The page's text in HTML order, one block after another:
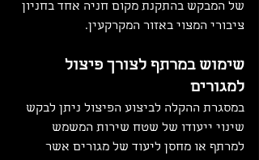
של המבקש בהתקנת מקום חניה אחד בחניון
ציבורי המצוי באזור המקרקעין.
שימוש במרתף לצורך פיצול
למגורים
במסגרת ההקלה לביצוע הפיצול ניתן לבקש
שינוי ייעודו של שטח שירות המשמש
למרתף או מחסן ליעוד של מגורים אשר